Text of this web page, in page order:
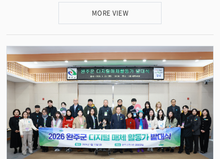
영되며 세부사항은 완주군시설관리공단 채용 전용 홈페이지 ( https://wanju
2026.ncsplus.co.kr/) 에서 확인할 수 있다 . 이희수 시설관리공단 이사장은
“ 우리 공단은 공영마을버스 , 공영주차장 , 고산자연휴양림 , 공설장사시설 ,
체육시설 등 주민생활과 밀접한 공공시설을 운영하고 있다 ” 며 “ 이번 채용을
통해 현장 중심의 안정적인 공공서비스 제공에 박차를 가할 계획이다 ” 고 말
MORE VIEW